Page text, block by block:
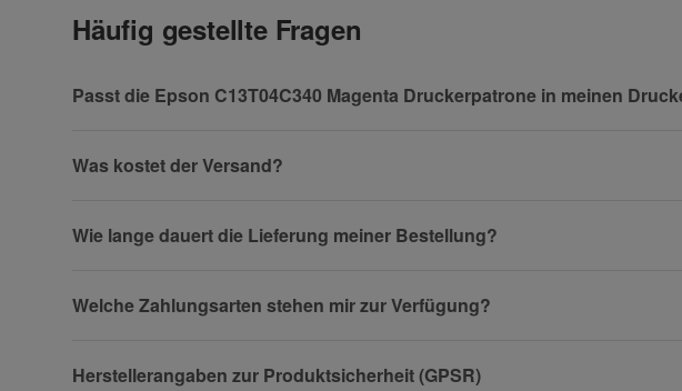
Telefon
Häufig gestellte Fragen
Passt die Epson C13T04C340 Magenta Druckerpatrone in meinen
Was kostet der Versand?
Wie lange dauert die Lieferung meiner Bestellung?
Welche Zahlungsarten stehen mir zur Verfügung?
Herstellerangaben zur Produktsicherheit (GPSR)